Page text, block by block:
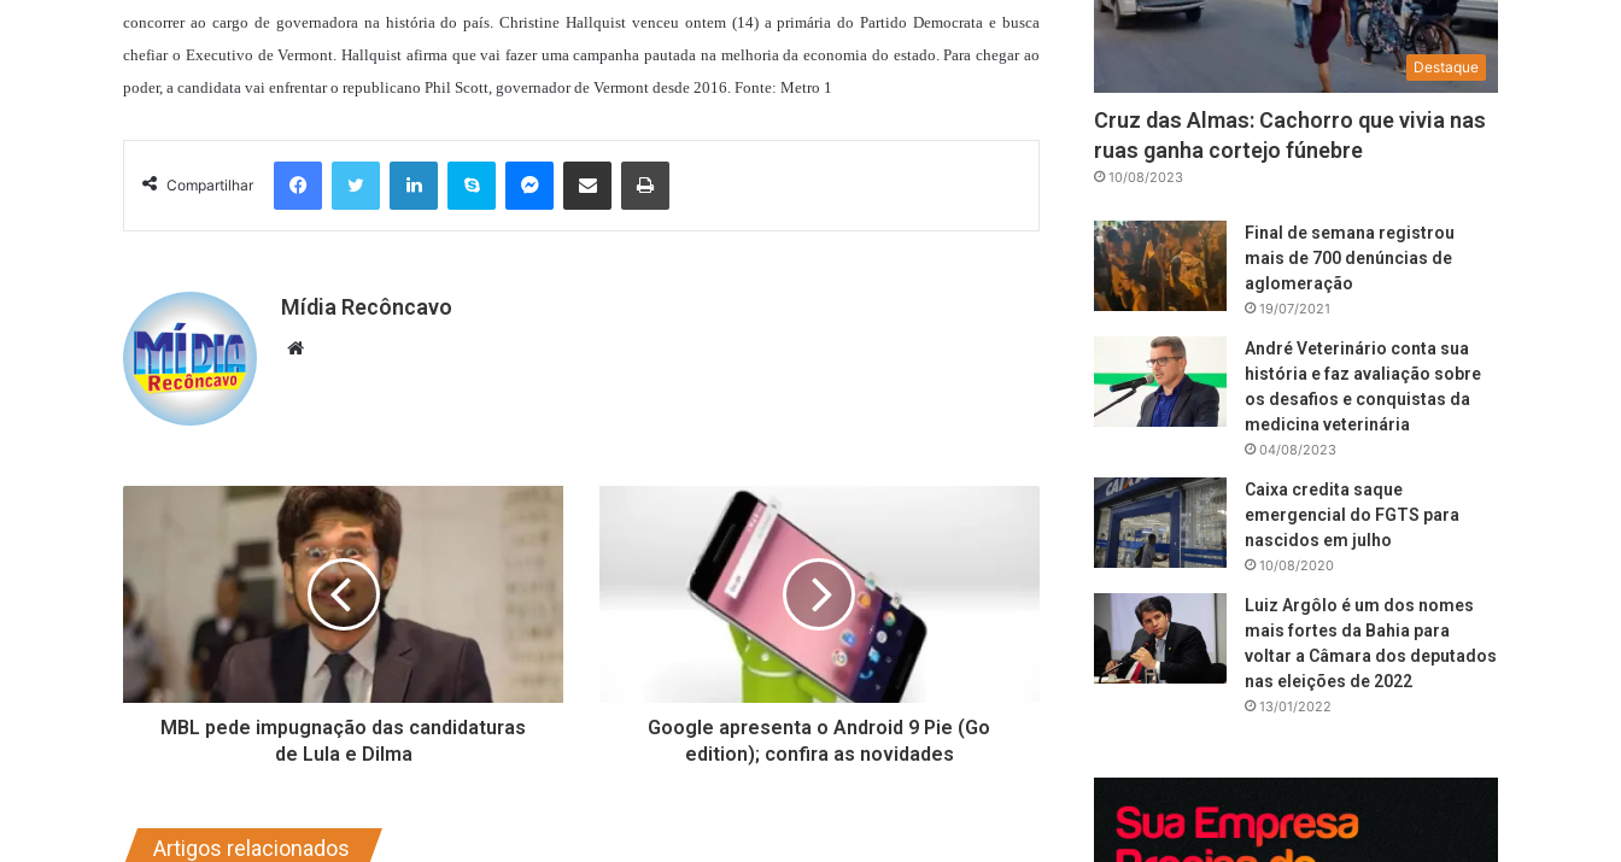
concorrer ao cargo de governadora na história do país. Christine Hallquist venceu ontem (14) a primária do Partido Democrata e busca
chefiar o Executivo de Vermont. Hallquist afirma que vai fazer uma campanha pautada na melhoria da economia do estado. Para chegar ao
poder, a candidata vai enfrentar o republicano Phil Scott, governador de Vermont desde 2016. Fonte: Metro 1
Compartilhar
FacebookTwitter LinkedinSkype Messenger
Compartilhar via e-mail Imprimir
Mídia Recôncavo
Website
MBL pede impugnação das candidaturas
de Lula e Dilma
Google apresenta o Android 9 Pie (Go
edition); confira as novidades
Artigos relacionados
Destaque
Cruz das Almas: Cachorro que vivia nas
ruas ganha cortejo fúnebre
10/08/2023
Final de semana registrou
mais de 700 denúncias de
aglomeração
19/07/2021
André Veterinário conta sua
história e faz avaliação sobre
os desafios e conquistas da
medicina veterinária
04/08/2023
Caixa credita saque
emergencial do FGTS para
nascidos em julho
10/08/2020
Luiz Argôlo é um dos nomes
mais fortes da Bahia para
voltar a Câmara dos deputados
nas eleições de 2022
13/01/2022